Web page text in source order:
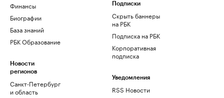
Финансы
Биографии
База знаний
РБК Образование
Новости
регионов
Санкт-Петербург
и область
Подписки
Скрыть баннеры
на РБК
Подписка на РБК
Корпоративная
подписка
Уведомления
RSS Новости